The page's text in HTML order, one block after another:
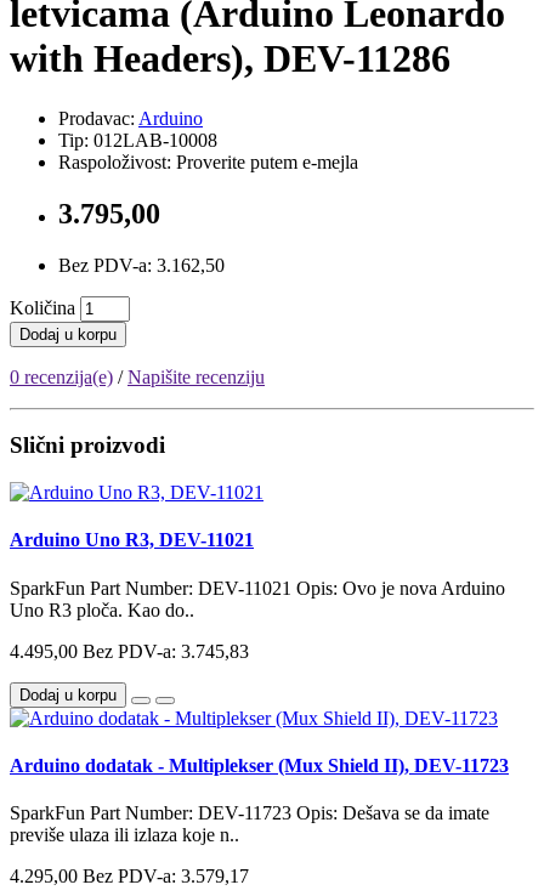
letvicama (Arduino Leonardo
with Headers), DEV-11286
Prodavac: Arduino
Tip: 012LAB-10008
Raspoloživost: Proverite putem e-mejla
3.795,00
Bez PDV-a: 3.162,50
Količina
Dodaj u korpu
0 recenzija(e) /Napišite recenziju
Slični proizvodi
Arduino Uno R3, DEV-11021
SparkFun Part Number: DEV-11021 Opis: Ovo je nova Arduino
Uno R3 ploča. Kao do..
4.495,00 Bez PDV-a: 3.745,83
Dodaj u korpu
Arduino dodatak - Multiplekser (Mux Shield II), DEV-11723
SparkFun Part Number: DEV-11723 Opis: Dešava se da imate
previše ulaza ili izlaza koje n..
4.295,00 Bez PDV-a: 3.579,17